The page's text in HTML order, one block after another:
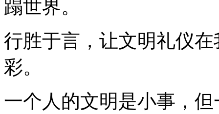
蹋世界。
行胜于言，让文明礼仪
彩。
一个人的文明是小事，